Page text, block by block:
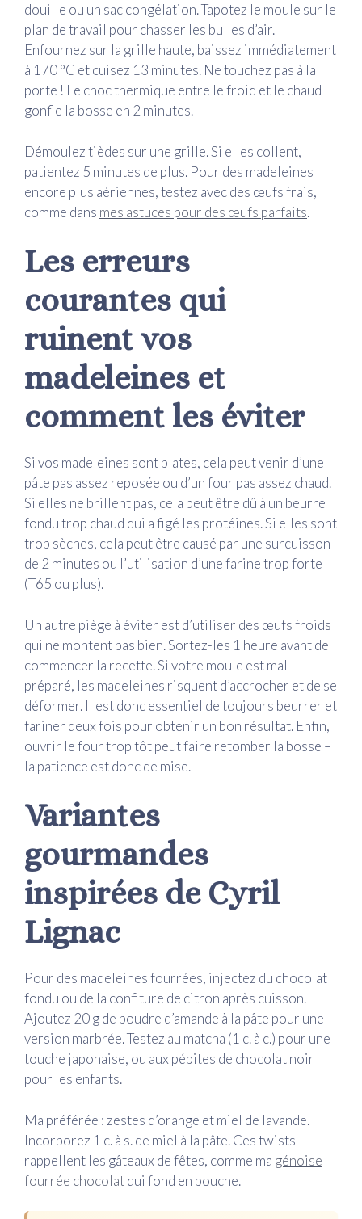
douille ou un sac congélation. Tapotez le moule sur le
plan de travail pour chasser les bulles d’air.
Enfournez sur la grille haute, baissez immédiatement
à 170 °C et cuisez 13 minutes. Ne touchez pas à la
porte ! Le choc thermique entre le froid et le chaud
gonfle la bosse en 2 minutes.
Démoulez tièdes sur une grille. Si elles collent,
patientez 5 minutes de plus. Pour des madeleines
encore plus aériennes, testez avec des œufs frais,
comme dans mes astuces pour des œufs parfaits.
Les erreurs
courantes qui
ruinent vos
madeleines et
comment les éviter
Si vos madeleines sont plates, cela peut venir d’une
pâte pas assez reposée ou d’un four pas assez chaud.
Si elles ne brillent pas, cela peut être dû à un beurre
fondu trop chaud qui a figé les protéines. Si elles sont
trop sèches, cela peut être causé par une surcuisson
de 2 minutes ou l’utilisation d’une farine trop forte
(T65 ou plus).
Un autre piège à éviter est d’utiliser des œufs froids
qui ne montent pas bien. Sortez-les 1 heure avant de
commencer la recette. Si votre moule est mal
préparé, les madeleines risquent d’accrocher et de se
déformer. Il est donc essentiel de toujours beurrer et
fariner deux fois pour obtenir un bon résultat. Enfin,
ouvrir le four trop tôt peut faire retomber la bosse –
la patience est donc de mise.
Variantes
gourmandes
inspirées de Cyril
Lignac
Pour des madeleines fourrées, injectez du chocolat
fondu ou de la confiture de citron après cuisson.
Ajoutez 20 g de poudre d’amande à la pâte pour une
version marbrée. Testez au matcha (1 c. à c.) pour une
touche japonaise, ou aux pépites de chocolat noir
pour les enfants.
Ma préférée : zestes d’orange et miel de lavande.
Incorporez 1 c. à s. de miel à la pâte. Ces twists
rappellent les gâteaux de fêtes, comme ma génoise
fourrée chocolatqui fond en bouche.